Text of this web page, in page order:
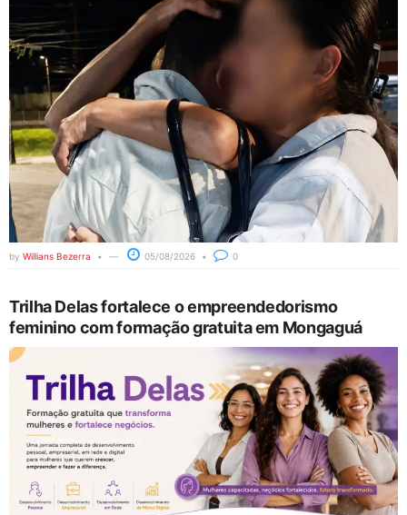
by Willians Bezerra 05/08/2026 0
Trilha Delas fortalece o empreendedorismo
feminino com formação gratuita em Mongaguá